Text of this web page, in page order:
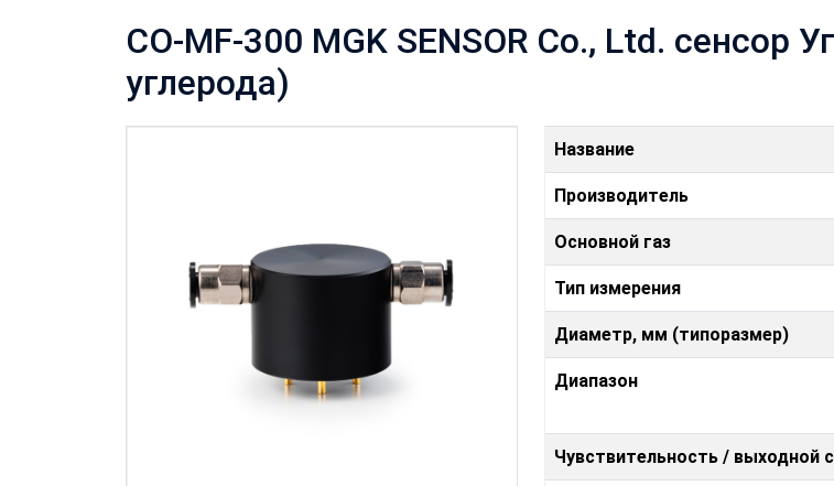
CO-MF-300 MGK SENSOR Co., Ltd. сенсор
углерода)
Название
Производитель
Основной газ
Тип измерения
Диаметр, мм (типоразмер)
Диапазон
Чувствительность / выходной